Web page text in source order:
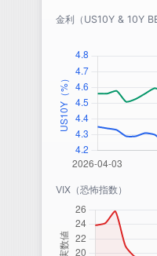
金利（US10Y & 10Y
VIX（恐怖指数）